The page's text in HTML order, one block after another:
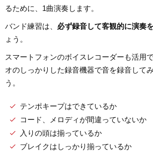
るために、1曲演奏します。
バンド練習は、 必ず録音して客観的に演奏
ょう。
スマートフォンのボイスレコーダーも活用
オのしっかりした録音機器で音を録音して
う。
テンポキープはできているか
コード、メロディが間違っていないか
入りの頭は揃っているか
ブレイクはしっかり揃っているか